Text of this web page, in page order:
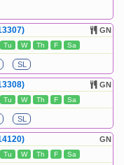
GN
Tu W Th F Sa
SL
GN
Tu W Th F Sa
SL
GN
Tu W Th F Sa